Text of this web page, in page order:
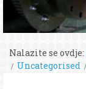
Nalazite se ovdje:
Uncategorised